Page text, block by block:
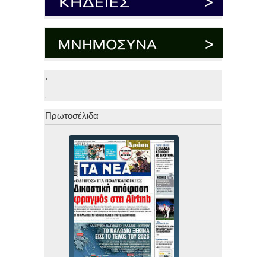
.
.
Πρωτοσέλιδα